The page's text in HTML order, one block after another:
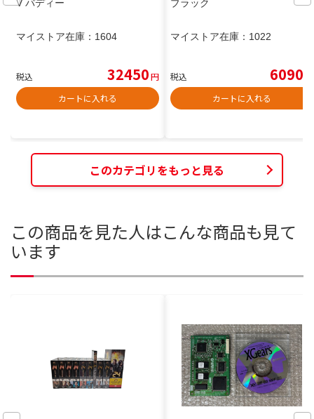
マイストア在庫： 1604
税込 32450円
カートに入れる
マイストア在庫： 1022
税込 6090
カートに入れる
このカテゴリをもっと見る
この商品を見た人はこんな商品も見て
います